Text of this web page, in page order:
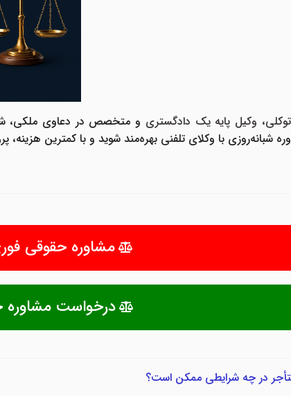
وکیل پایه یک دادگستری و متخصص در دعاوی ملکی،
شبانه‌روزی با وکلای تلفنی بهره‌مند شوید و با کمترین هزینه،
مشاوره حقوقی
درخواست مشاوره